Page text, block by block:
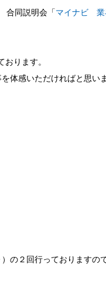
合同説明会「マイナビ 業
ります。
体感いただければと思い
の２回行っておりますの